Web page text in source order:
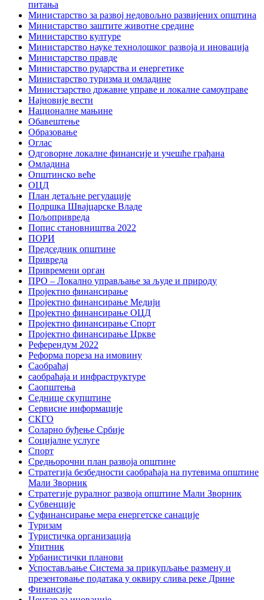
питања
Министарство за развој недовољно развијених општина
Министарство заштите животне средине
Министарство културе
Министарство науке технолошког развоја и иновација
Министарство правде
Министарство рударства и енергетике
Министарство туризма и омладине
Министзарство државне управе и локалне самоуправе
Најновије вести
Националне мањине
Обавештење
Образовање
Оглас
Одговорне локалне финансије и учешће грађана
Омладина
Општинско веће
ОЦД
План детаљне регулације
Подршка Швајцарске Владе
Пољопривреда
Попис становништва 2022
ПОРИ
Председник општине
Привреда
Привремени орган
ПРО – Локално управљање за људе и природу
Пројектно финансирање
Пројектно финансирање Медији
Пројектно финансирање ОЦД
Пројектно финансирање Спорт
Пројектно финансирање Цркве
Референдум 2022
Реформа пореза на имовину
Саобраћај
саобраћаја и инфраструктуре
Саопштења
Седнице скупштине
Сервисне информације
СКГО
Соларно буђење Србије
Социјалне услуге
Спорт
Средњорочни план развоја општине
Стратегија безбедности саобраћаја на путевима општине
Мали Зворник
Стратегије руралног развоја општине Мали Зворник
Субвенције
Суфинансирање мера енергетске санације
Туризам
Туристичка организација
Упитник
Урбанистички планови
Успостављање Система за прикупљање размену и
презентовање података у оквиру слива реке Дрине
Финансије